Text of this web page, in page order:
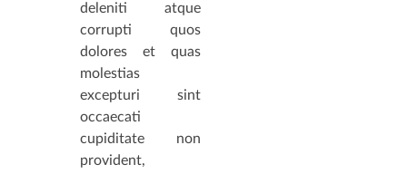
deleniti atque
corrupti quos
dolores et quas
molestias
excepturi sint
occaecati
cupiditate non
provident,